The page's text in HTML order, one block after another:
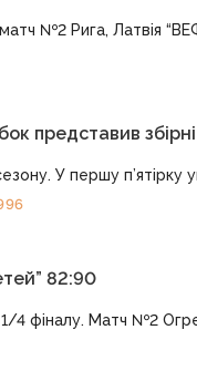
№2 Рига, Латвія
представив
У першу
82:90
4 фіналу. Матч №2